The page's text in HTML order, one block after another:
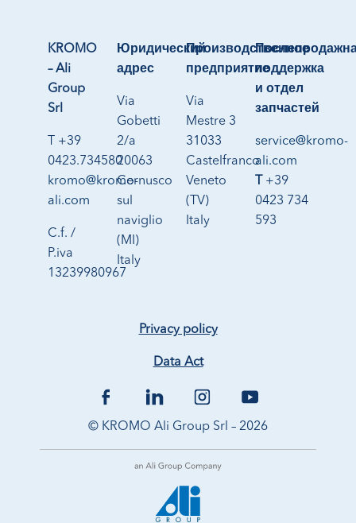
KROMO
– Ali
Group
Srl
T +39
0423.734580
kromo@kromo-
ali.com
C.f. /
P.iva
13239980967
Юридический
адрес
Via
Gobetti
2/a
20063
Cernusco
sul
naviglio
(MI)
Italy
Производственное
предприятие
Via
Mestre 3
31033
Castelfranco
Veneto
(TV)
Italy
поддержка
и отдел
запчастей
service@kromo-
ali.com
+39
0423 734
593
Privacy policy
Data Act
© KROMO Ali Group Srl – 2026